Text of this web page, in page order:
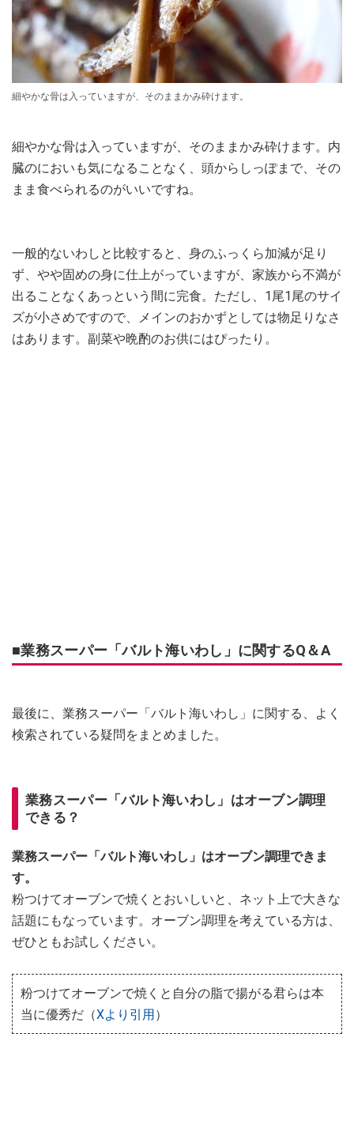
細やかな骨は入っていますが、そのままかみ砕けます。
細やかな骨は入っていますが、そのままかみ砕けます。内
臓のにおいも気になることなく、頭からしっぽまで、その
まま食べられるのがいいですね。
一般的ないわしと比較すると、身のふっくら加減が足り
ず、やや固めの身に仕上がっていますが、家族から不満が
出ることなくあっという間に完食。ただし、1尾1尾のサイ
ズが小さめですので、メインのおかずとしては物足りなさ
はあります。副菜や晩酌のお供にはぴったり。
■業務スーパー「バルト海いわし」に関するQ＆A
最後に、業務スーパー「バルト海いわし」に関する、よく
検索されている疑問をまとめました。
業務スーパー「バルト海いわし」はオーブン調理
できる？
業務スーパー「バルト海いわし」はオーブン調理できま
す。
粉つけてオーブンで焼くとおいしいと、ネット上で大きな
話題にもなっています。オーブン調理を考えている方は、
ぜひともお試しください。
粉つけてオーブンで焼くと自分の脂で揚がる君らは本
当に優秀だ（Xより引用）